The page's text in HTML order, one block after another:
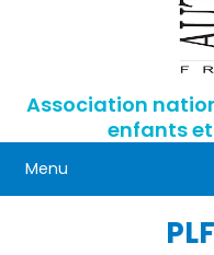
Association
enfants